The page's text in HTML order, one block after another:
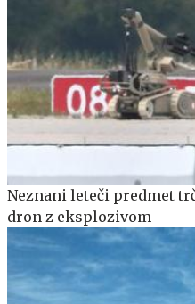
Neznani leteči predmet
dron z eksplozivom